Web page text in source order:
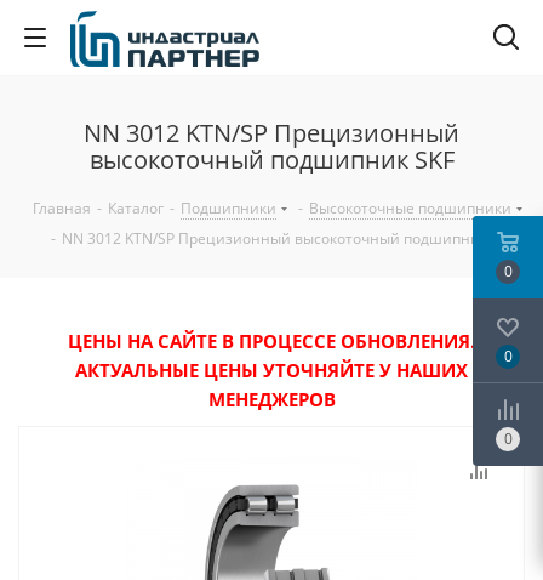
NN 3012 KTN/SP Прецизионный
высокоточный подшипник SKF
Главная - Каталог - Подшипники - Высокоточные подшипники
- NN 3012 KTN/SP Прецизионный высокоточный подшипник SKF
ЦЕНЫ НА САЙТЕ В ПРОЦЕССЕ ОБНОВЛЕНИЯ.
АКТУАЛЬНЫЕ ЦЕНЫ УТОЧНЯЙТЕ У НАШИХ
МЕНЕДЖЕРОВ
0
0
0